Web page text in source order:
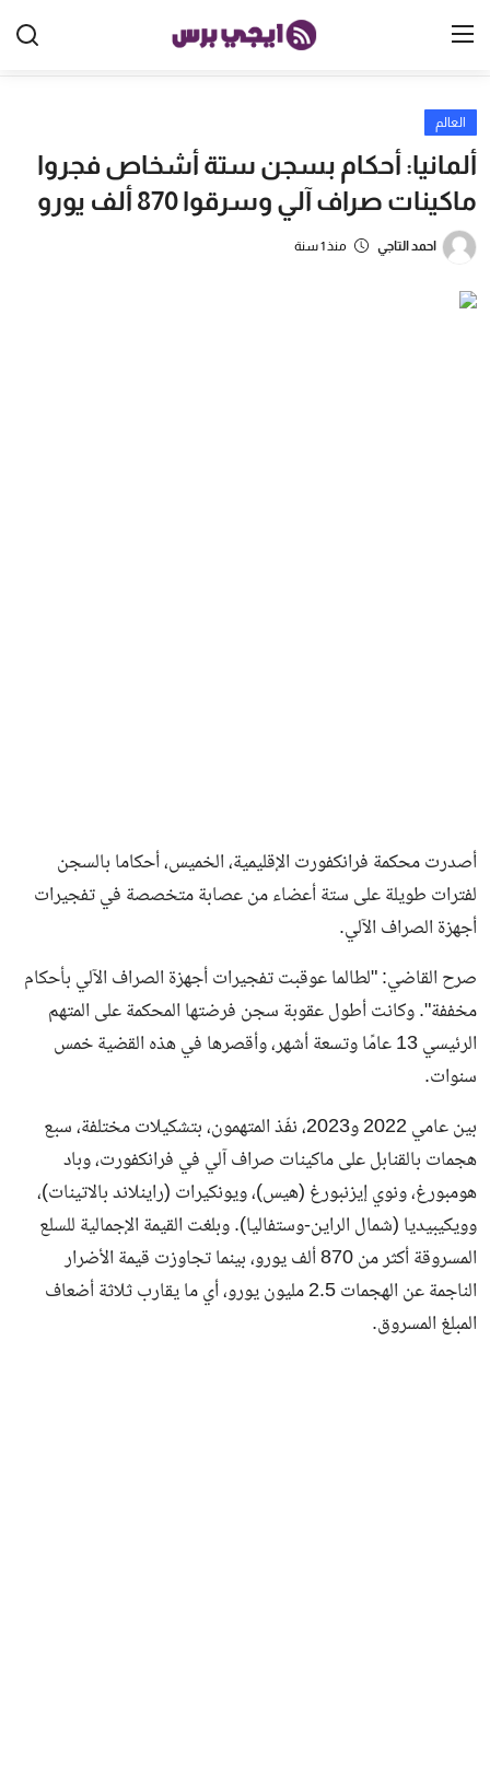
الرئيسية
مصر
الخليج
العالم
ألمانيا: أحكام بسجن ستة أشخاص فجروا
ماكينات صراف آلي وسرقوا 870 ألف يورو
احمد التاجي منذ 1 سنة
أصدرت محكمة فرانكفورت الإقليمية، الخميس، أحكاما بالسجن
لفترات طويلة على ستة أعضاء من عصابة متخصصة في تفجيرات
أجهزة الصراف الآلي.
صرح القاضي: "لطالما عوقبت تفجيرات أجهزة الصراف الآلي بأحكام
مخففة". وكانت أطول عقوبة سجن فرضتها المحكمة على المتهم
الرئيسي 13 عامًا وتسعة أشهر، وأقصرها في هذه القضية خمس
سنوات.
بين عامي 2022 و2023، نفّذ المتهمون، بتشكيلات مختلفة، سبع
هجمات بالقنابل على ماكينات صراف آلي في فرانكفورت، وباد
هومبورغ، ونوي إيزنبورغ (هيس)، ويونكيرات (راينلاند بالاتينات)،
وويكيبيديا (شمال الراين-وستفاليا). وبلغت القيمة الإجمالية للسلع
المسروقة أكثر من 870 ألف يورو، بينما تجاوزت قيمة الأضرار
الناجمة عن الهجمات 2.5 مليون يورو، أي ما يقارب ثلاثة أضعاف
المبلغ المسروق.